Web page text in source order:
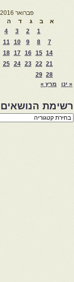
פברואר 2016
א
ב ג ד ה
1
2
3
4
7
8
9
10
11
14
15
16
17
18
21
22
23
24
25
28
29
« ינו
מרץ »
רשימת
רשימת
הנושאים